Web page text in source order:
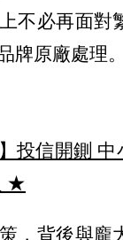
不必再面對
牌原廠處理。
投信開鍘 中
★
，背後與龐